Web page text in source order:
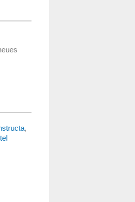
,